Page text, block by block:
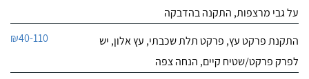
על גבי מרצפות, התקנה בהדבקה
התקנת פרקט עץ, פרקט תלת שכבתי, עץ אלון, יש
לפרק פרקט/שטיח קיים, הנחה צפה
₪40-110